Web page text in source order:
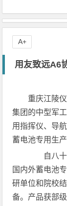
用友致远A6
重庆江陵
集团的中型军
用指挥仪、导
蓄电池专用生
自八十
国内外蓄电池
研单位和院校
备。产品获部
A+